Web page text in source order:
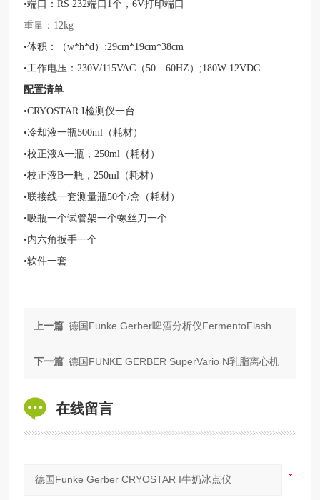
•端口：RS 232端口1个，6V打印端口
重量： 12kg
•体积：（w*h*d）:29cm*19cm*38cm
•工作电压：230V/115VAC（50…60HZ）;180W 12VDC
配置清单
•CRYOSTAR I检测仪一台
•冷却液一瓶500ml（耗材）
•校正液A一瓶，250ml（耗材）
•校正液B一瓶，250ml（耗材）
•联接线一套测量瓶50个/盒（耗材）
•吸瓶一个试管架一个螺丝刀一个
•内六角扳手一个
•软件一套
上一篇 德国Funke Gerber啤酒分析仪FermentoFlash
下一篇 德国FUNKE GERBER SuperVario N乳脂离心机
在线留言